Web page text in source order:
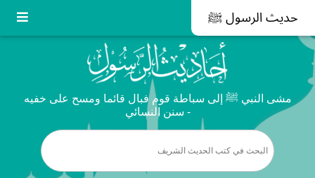
حديث الرسول ﷺ
مشى النبي ﷺ إلى سباطة قوم فبال قائما ومسح على خفيه
- سنن النسائي